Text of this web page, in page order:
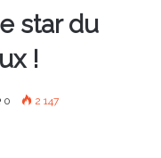
star du
!
0 2 147